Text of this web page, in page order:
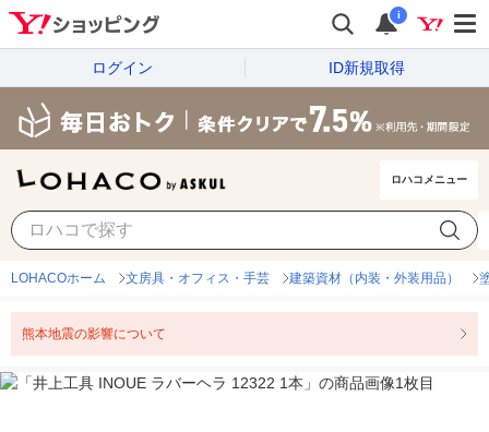
i
ログイン ID新規取得
ロハコメニュー
LOHACOホーム 文房具・オフィス・手芸 建築資材（内装・外装用品）
熊本地震の影響について